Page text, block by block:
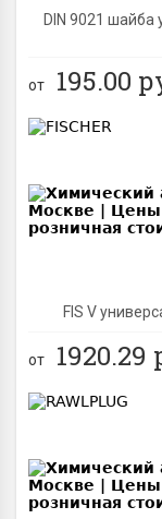
DIN 9021
от 195.00
FIS V
от 1920.29